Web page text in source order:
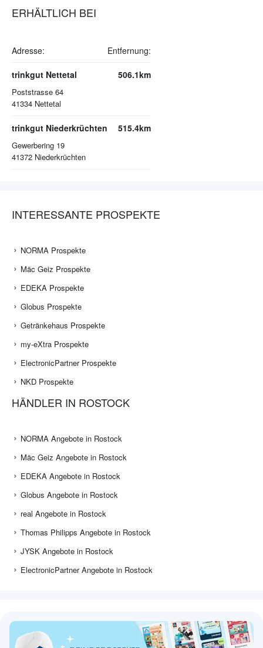
ERHÄLTLICH BEI
Adresse: Entfernung:
trinkgut Nettetal
Poststrasse 64
41334 Nettetal
506.1km
trinkgut Niederkrüchten
Gewerbering 19
41372 Niederkrüchten
515.4km
INTERESSANTE PROSPEKTE
NORMA Prospekte
Mäc Geiz Prospekte
EDEKA Prospekte
Globus Prospekte
Getränkehaus Prospekte
my-eXtra Prospekte
ElectronicPartner Prospekte
NKD Prospekte
HÄNDLER IN ROSTOCK
NORMA Angebote in Rostock
Mäc Geiz Angebote in Rostock
EDEKA Angebote in Rostock
Globus Angebote in Rostock
real Angebote in Rostock
Thomas Philipps Angebote in Rostock
JYSK Angebote in Rostock
ElectronicPartner Angebote in Rostock